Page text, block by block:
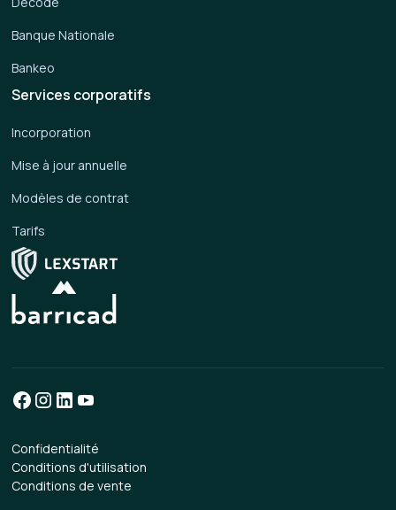
Services corporatifs
Incorporation
Mise à jour annuelle
Modèles de contrat
Tarifs
Banque Nationale
Bankeo
Confidentialité
Conditions d'utilisation
Conditions de vente